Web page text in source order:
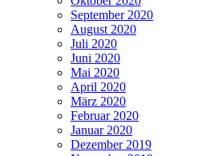
September 2020
August 2020
Juli 2020
Juni 2020
Mai 2020
April 2020
März 2020
Februar 2020
Januar 2020
Dezember 2019